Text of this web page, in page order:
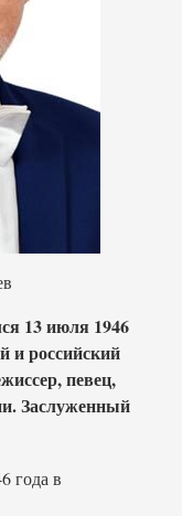
13 июля 1946
и российский
певец,
Заслуженный
года в